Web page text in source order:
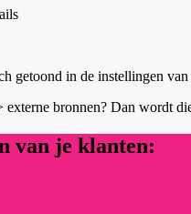
getoond in de instellingen
bronnen? Dan wordt
van je klanten: